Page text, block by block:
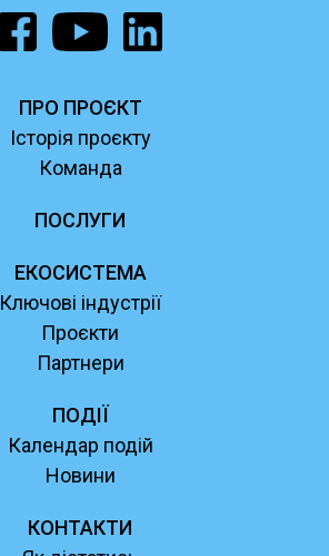
ПРО ПРОЄКТ
Історія проєкту
Команда
ПОСЛУГИ
ЕКОСИСТЕМА
Ключові індустрії
Проєкти
Партнери
ПОДІЇ
Календар подій
Новини
КОНТАКТИ